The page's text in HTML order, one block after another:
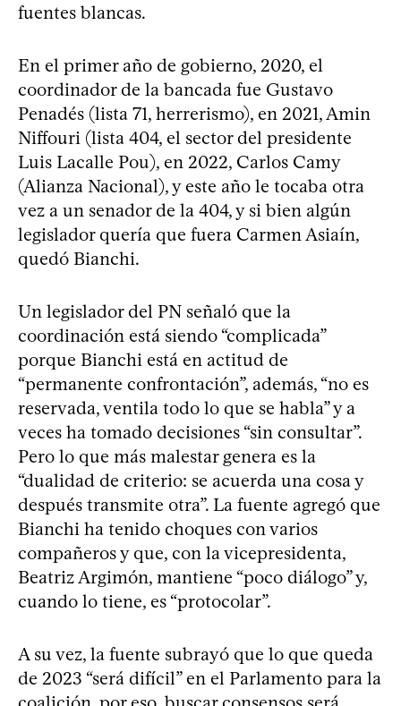
fuentes blancas.
En el primer año de gobierno, 2020, el
coordinador de la bancada fue Gustavo
Penadés (lista 71, herrerismo), en 2021, Amin
Niffouri (lista 404, el sector del presidente
Luis Lacalle Pou), en 2022, Carlos Camy
(Alianza Nacional), y este año le tocaba otra
vez a un senador de la 404, y si bien algún
legislador quería que fuera Carmen Asiaín,
quedó Bianchi.
Un legislador del PN señaló que la
coordinación está siendo “complicada”
porque Bianchi está en actitud de
“permanente confrontación”, además, “no es
reservada, ventila todo lo que se habla” y a
veces ha tomado decisiones “sin consultar”.
Pero lo que más malestar genera es la
“dualidad de criterio: se acuerda una cosa y
después transmite otra”. La fuente agregó que
Bianchi ha tenido choques con varios
compañeros y que, con la vicepresidenta,
Beatriz Argimón, mantiene “poco diálogo” y,
cuando lo tiene, es “protocolar”.
A su vez, la fuente subrayó que lo que queda
de 2023 “será difícil” en el Parlamento para la